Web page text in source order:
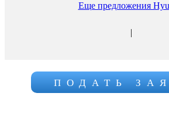
Еще предложения
|
ПОДАТЬ